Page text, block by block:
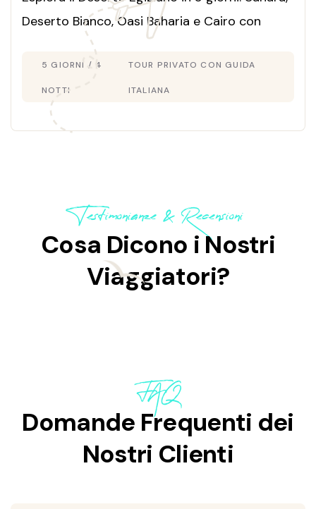
Deserto Bianco, Oasi Baharia e Cairo con
guida italiana. Avventura, storia e paesaggi
mozzafiato!
5 GIORNI / 4
NOTTI
TOUR PRIVATO CON GUIDA
ITALIANA
Testimonianze & Recensioni
Cosa Dicono i Nostri
Viaggiatori?
FAQ
Domande Frequenti dei
Nostri Clienti